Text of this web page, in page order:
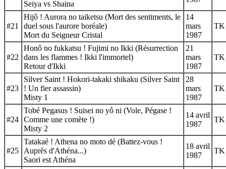
Seiya vs Shaina
#21
Hijô ! Aurora no taiketsu (Mort des sentiments, le
duel sous l'aurore boréale)
Mort du Seigneur Cristal
14
mars
1987
TK
#22
Honô no fukkatsu ! Fujimi no Ikki (Résurrection
dans les flammes ! Ikki l'immortel)
Retour d'Ikki
21
mars
1987
TK
#23
Silver Saint ! Hokori-takaki shikaku (Silver Saint
! Un fier assassin)
Misty 1
28
mars
1987
TK
#24
Tobé Pegasus ! Suisei no yô ni (Vole, Pégase !
Comme une comète !)
Misty 2
14 avril
1987
TK
#25
Tatakaé ! Athena no moto dé (Battez-vous !
Auprès d'Athéna...)
Saori est Athéna
18 avril
1987
TK